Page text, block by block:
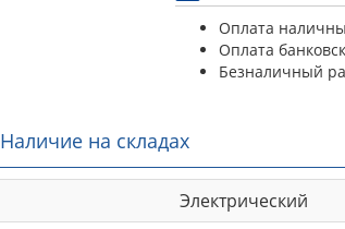
Оплата
Оплата
Безналичный
Наличие на складах
Электрический